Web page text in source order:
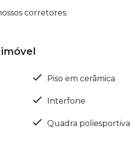
corretores.
Piso em cerâmica
Interfone
Quadra poliesportiva